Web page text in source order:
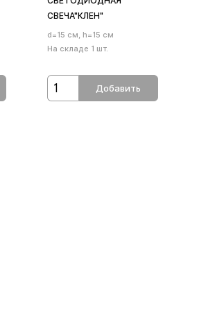
СВЕЧА"КЛЕН"
d=15 см, h=15 см
На складе 1 шт.
Добавить